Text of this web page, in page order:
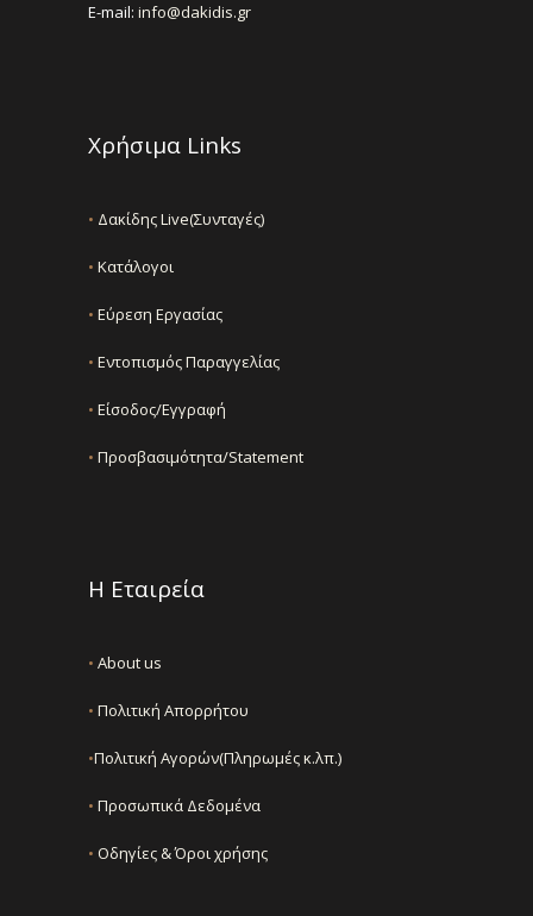
E-mail: info@dakidis.gr
Χρήσιμα Links
• Δακίδης Live(Συνταγές)
• Κατάλογοι
• Εύρεση Εργασίας
• Εντοπισμός Παραγγελίας
• Είσοδος/Εγγραφή
• Προσβασιμότητα/Statement
Η Εταιρεία
• About us
• Πολιτική Απορρήτου
•Πολιτική Αγορών(Πληρωμές κ.λπ.)
• Προσωπικά Δεδομένα
• Οδηγίες & Όροι χρήσης